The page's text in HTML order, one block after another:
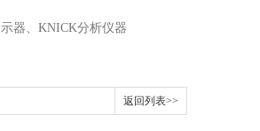
器 、 KNICK分析仪器
返回列表>>